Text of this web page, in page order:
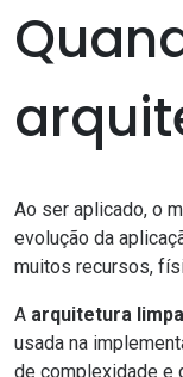
Ao ser aplicado, o
evolução da
muitos recursos,
A arquitetura limpa
usada na
de complexidade e